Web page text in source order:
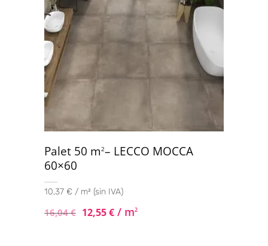
Palet 50 m2– LECCO MOCCA
60×60
10,37 € / m² (sin IVA)
16,04€ 12,55€ / m2